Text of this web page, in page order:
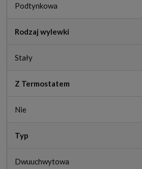
Podtynkowa
Rodzaj wylewki
Stały
Z Termostatem
Nie
Typ
Dwuuchwytowa